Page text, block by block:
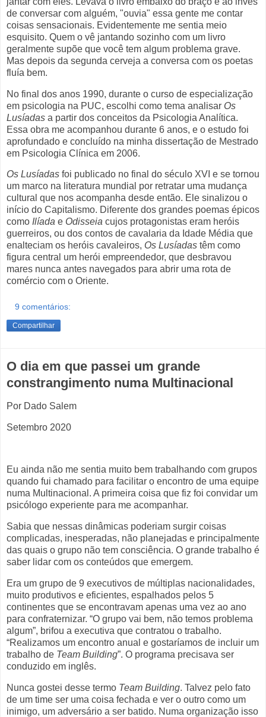
de conversar com alguém, "ouvia" essa gente me contar
coisas sensacionais. Evidentemente me sentia meio
esquisito. Quem o vê jantando sozinho com um livro
geralmente supõe que você tem algum problema grave.
Mas depois da segunda cerveja a conversa com os poetas
fluía bem.
No final dos anos 1990, durante o curso de especialização
em psicologia na PUC, escolhi como tema analisar Os
Lusíadas a partir dos conceitos da Psicologia Analítica.
Essa obra me acompanhou durante 6 anos, e o estudo foi
aprofundado e concluído na minha dissertação de Mestrado
em Psicologia Clínica em 2006.
Os Lusíadas foi publicado no final do século XVI e se tornou
um marco na literatura mundial por retratar uma mudança
cultural que nos acompanha desde então. Ele sinalizou o
início do Capitalismo. Diferente dos grandes poemas épicos
como Ilíada e Odisseia cujos protagonistas eram heróis
guerreiros, ou dos contos de cavalaria da Idade Média que
enalteciam os heróis cavaleiros, Os Lusíadas têm como
figura central um herói empreendedor, que desbravou
mares nunca antes navegados para abrir uma rota de
comércio com o Oriente.
9 comentários:
Compartilhar
O dia em que passei um grande
constrangimento numa Multinacional
Por Dado Salem
Setembro 2020
Eu ainda não me sentia muito bem trabalhando com grupos
quando fui chamado para facilitar o encontro de uma equipe
numa Multinacional. A primeira coisa que fiz foi convidar um
psicólogo experiente para me acompanhar.
Sabia que nessas dinâmicas poderiam surgir coisas
complicadas, inesperadas, não planejadas e principalmente
das quais o grupo não tem consciência. O grande trabalho é
saber lidar com os conteúdos que emergem.
Era um grupo de 9 executivos de múltiplas nacionalidades,
muito produtivos e eficientes, espalhados pelos 5
continentes que se encontravam apenas uma vez ao ano
para confraternizar. “O grupo vai bem, não temos problema
algum”, brifou a executiva que contratou o trabalho.
“Realizamos um encontro anual e gostaríamos de incluir um
trabalho de Team Building”. O programa precisava ser
conduzido em inglês.
Nunca gostei desse termo Team Building. Talvez pelo fato
de um time ser uma coisa fechada e ver o outro como um
inimigo, um adversário a ser batido. Numa organização isso